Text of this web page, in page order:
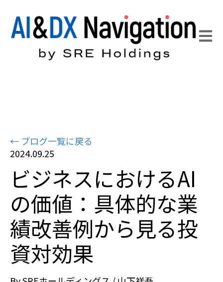
← ブログ一覧に戻る
2024.09.25
ビジネスにおけるAI
の価値：具体的な業
績改善例から見る投
資対効果